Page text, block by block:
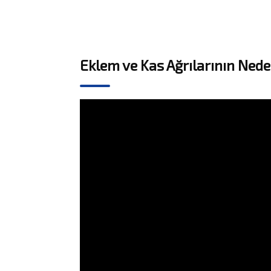
Eklem ve Kas Ağrılarının